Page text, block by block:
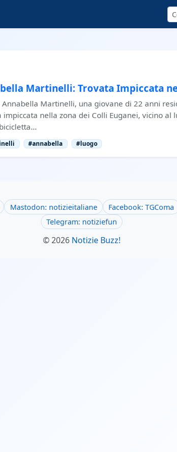
Martinelli: Trovata Impiccata
Annabella Martinelli, una giovane di 22 anni
impiccata nella zona dei Colli Euganei, vicino al
#annabella #luogo
Mastodon: notizieitaliane Facebook: TGComa
Telegram: notiziefun
© 2026 Notizie Buzz!